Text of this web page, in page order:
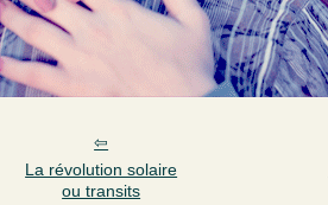
La révolution solaire
ou transits